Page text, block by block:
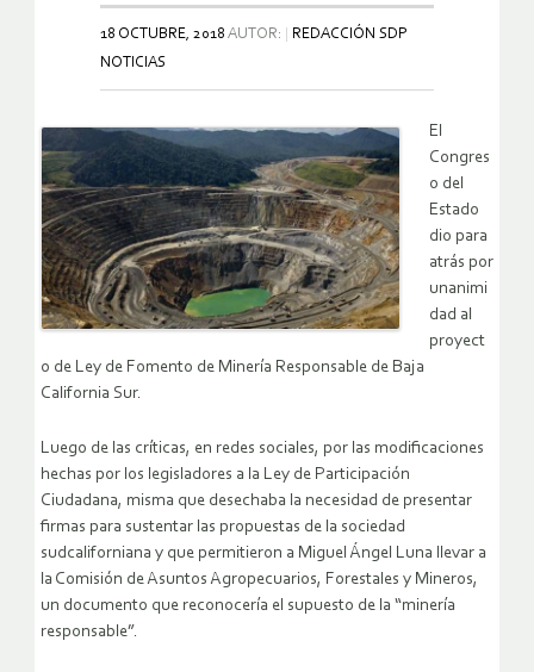
18 OCTUBRE, 2018 AUTOR:
REDACCIÓN SDP
NOTICIAS
El
Congres
o del
Estado
dio para
atrás por
unanimi
dad al
proyect
o de Ley de Fomento de Minería Responsable de Baja
California Sur.
Luego de las críticas, en redes sociales, por las modificaciones
hechas por los legisladores a la Ley de Participación
Ciudadana, misma que desechaba la necesidad de presentar
firmas para sustentar las propuestas de la sociedad
sudcaliforniana y que permitieron a Miguel Ángel Luna llevar a
la Comisión de Asuntos Agropecuarios, Forestales y Mineros,
un documento que reconocería el supuesto de la “minería
responsable”.